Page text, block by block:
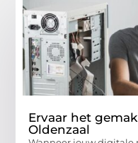
Ervaar het
Oldenzaal